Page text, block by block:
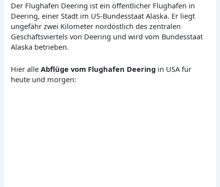
Der Flughafen Deering ist ein öffentlicher Flughafen in
Deering, einer Stadt im US-Bundesstaat Alaska. Er liegt
ungefähr zwei Kilometer nordöstlich des zentralen
Geschäftsviertels von Deering und wird vom Bundesstaat
Alaska betrieben.
Hier alleAbflüge vom Flughafen Deering in USA für
heute und morgen: